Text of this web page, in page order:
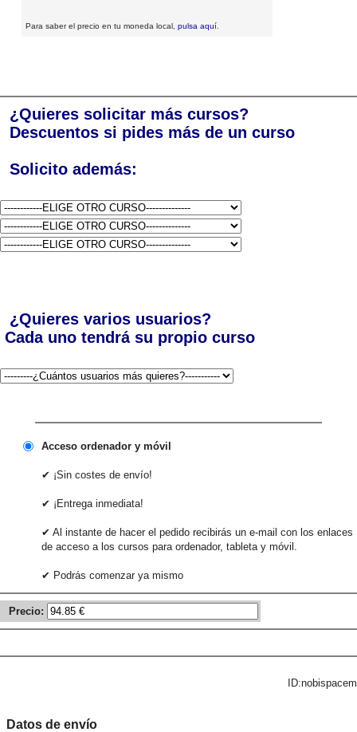
Para saber el precio en tu moneda local, pulsa aquí
¿Quieres solicitar más cursos?
Descuentos si pides más de un curso
Solicito además:
¿Quieres varios usuarios?
Cada uno tendrá su propio curso
Acceso ordenador y móvil
✔ ¡Sin costes de envío!
✔ ¡Entrega inmediata!
✔ Al instante de hacer el pedido recibirás un e-mail con los enlaces
de acceso a los cursos para ordenador, tableta y móvil.
✔ Podrás comenzar ya mismo
Precio:
ID:nobispacem
Datos de envío